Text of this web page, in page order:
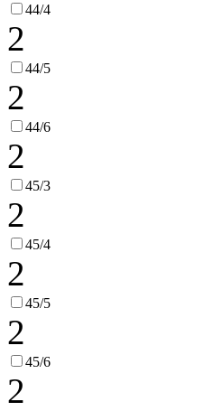
44/4
2
44/5
2
44/6
2
45/3
2
45/4
2
45/5
2
45/6
2